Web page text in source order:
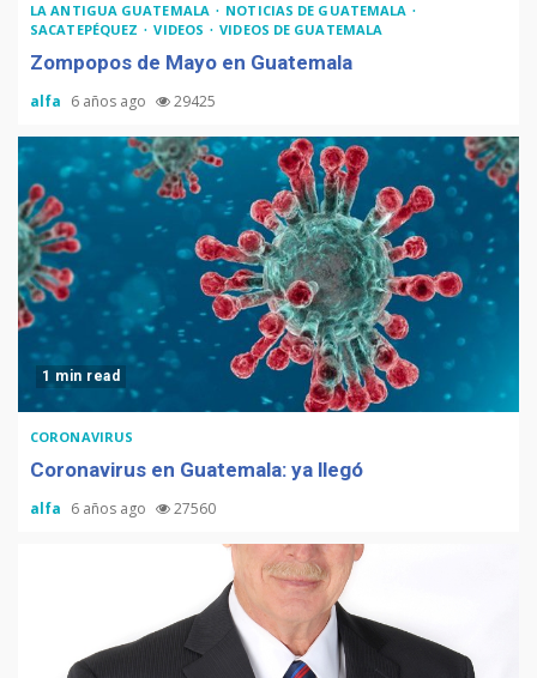
LA ANTIGUA GUATEMALA
NOTICIAS DE GUATEMALA
SACATEPÉQUEZ
VIDEOS VIDEOS DE GUATEMALA
Zompopos de Mayo en Guatemala
alfa 6 años ago 29425
1 min read
CORONAVIRUS
Coronavirus en Guatemala: ya llegó
alfa 6 años ago 27560